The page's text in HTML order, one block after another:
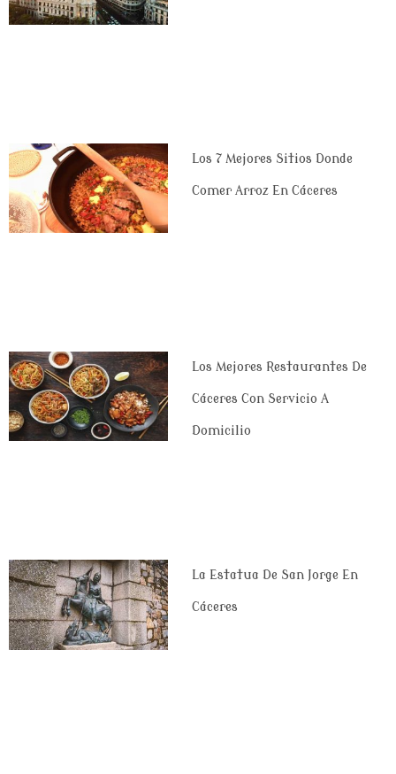
Los 7 Mejores Sitios Donde
Comer Arroz En Cáceres
Los Mejores Restaurantes De
Cáceres Con Servicio A
Domicilio
La Estatua De San Jorge En
Cáceres